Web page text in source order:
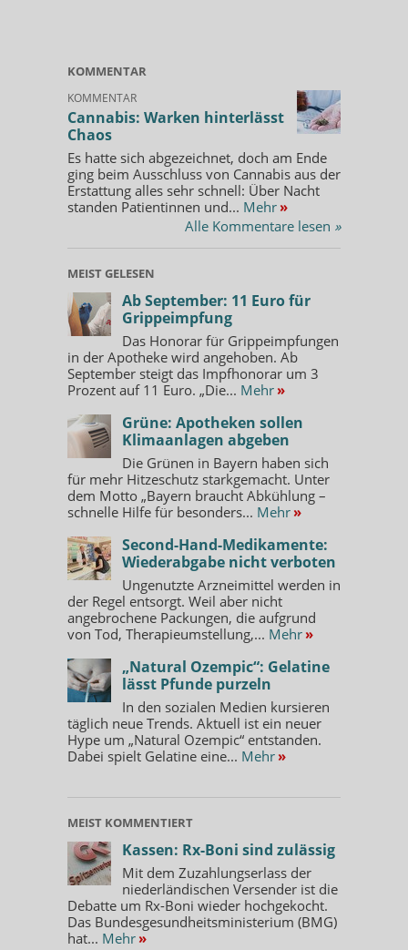
KOMMENTAR
KOMMENTAR
Cannabis: Warken hinterlässt
Chaos
Es hatte sich abgezeichnet, doch am Ende
ging beim Ausschluss von Cannabis aus der
Erstattung alles sehr schnell: Über Nacht
standen Patientinnen und... Mehr »
Alle Kommentare lesen »
MEIST GELESEN
Ab September: 11 Euro für
Grippeimpfung
Das Honorar für Grippeimpfungen
in der Apotheke wird angehoben. Ab
September steigt das Impfhonorar um 3
Prozent auf 11 Euro. „Die... Mehr »
Grüne: Apotheken sollen
Klimaanlagen abgeben
Die Grünen in Bayern haben sich
für mehr Hitzeschutz starkgemacht. Unter
dem Motto „Bayern braucht Abkühlung –
schnelle Hilfe für besonders... Mehr »
Second-Hand-Medikamente:
Wiederabgabe nicht verboten
Ungenutzte Arzneimittel werden in
der Regel entsorgt. Weil aber nicht
angebrochene Packungen, die aufgrund
von Tod, Therapieumstellung,... Mehr »
„Natural Ozempic“: Gelatine
lässt Pfunde purzeln
In den sozialen Medien kursieren
täglich neue Trends. Aktuell ist ein neuer
Hype um „Natural Ozempic“ entstanden.
Dabei spielt Gelatine eine... Mehr »
MEIST KOMMENTIERT
Kassen: Rx-Boni sind zulässig
Mit dem Zuzahlungserlass der
niederländischen Versender ist die
Debatte um Rx-Boni wieder hochgekocht.
Das Bundesgesundheitsministerium (BMG)
hat... Mehr »